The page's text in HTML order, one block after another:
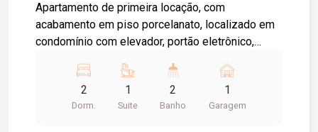
Apartamento de primeira locação, com
acabamento em piso porcelanato, localizado em
condomínio com elevador, portão eletrônico,
imóvel dispõe de sala ampla, banheiro social
equipado com armário sob a pia, espelho e box
em blindex, além de 02 quartos, sendo 01 com
2
Dorm.
1
Suite
2
Banho
1
Garagem